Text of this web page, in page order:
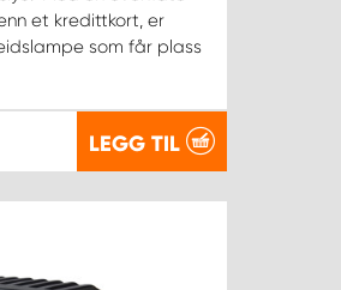
et kredittkort, er
som får plass
LEGG TIL